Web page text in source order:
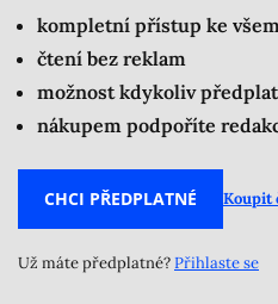
kompletní přístup ke
čtení bez reklam
možnost kdykoliv
nákupem podpoříte
CHCI PŘEDPLATNÉ Koupit
Už máte předplatné?Přihlaste se